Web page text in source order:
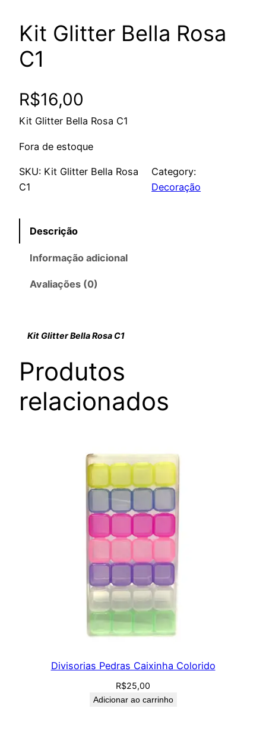
Kit Glitter Bella Rosa
C1
R$16,00
Kit Glitter Bella Rosa C1
Fora de estoque
SKU: Kit Glitter Bella Rosa
C1
Category:
Decoração
Descrição
Informação adicional
Avaliações (0)
Kit Glitter Bella Rosa C1
Produtos
relacionados
Divisorias Pedras Caixinha Colorido
R$25,00
Adicionar ao carrinho